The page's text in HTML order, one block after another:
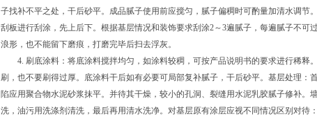
子找补不平之处，干后砂平。成品腻子使用前应搅匀，腻子偏稠时可酌量加清水调节
刮板进行刮涂，先上后下。根据基层情况和装饰要求刮涂2～3遍腻子，每遍腻子不可
浪形，也不能留下磨痕，打磨完毕后扫去浮灰。
4. 刷底涂料：将底涂料搅拌均匀，如涂料较稠，可按产品说明书的要求进行稀释
刷，也不要刷得过厚。底涂料干后如有必要可局部复补腻子，干后砂平。基层处理：
陷应用聚合物水泥砂浆抹平。并待其干燥，较小的孔洞、裂缝用水泥乳胶腻子修补。
洗，油污用洗涤剂清洗，最后再用清水洗净。对基层原有涂层应视不同情况区别对待